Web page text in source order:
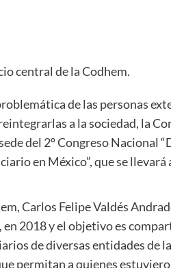
central de la Codhem.
de las personas
a la sociedad, la
del 2º Congreso Nacional
en México”, que se llevará
Carlos Felipe Valdés
2018 y el objetivo es
de diversas entidades de
permitan a quienes